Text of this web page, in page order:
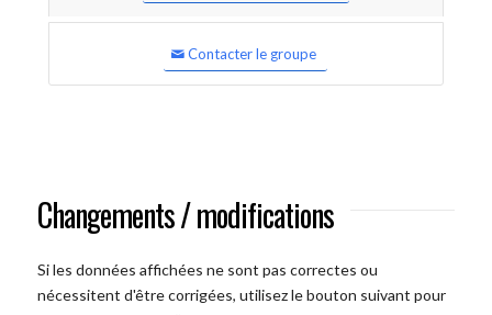
Contacter le groupe
Changements / modifications
Si les données affichées ne sont pas correctes ou
nécessitent d'être corrigées, utilisez le bouton suivant pour